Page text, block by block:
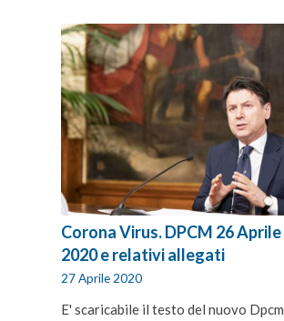
Corona Virus. DPCM 26 Aprile
2020 e relativi allegati
27 Aprile 2020
E' scaricabile il testo del nuovo Dpcm